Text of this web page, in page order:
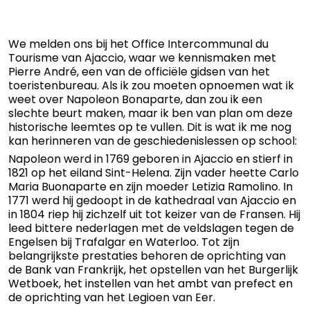
We melden ons bij het Office Intercommunal du
Tourisme van Ajaccio, waar we kennismaken met
Pierre André, een van de officiële gidsen van het
toeristenbureau. Als ik zou moeten opnoemen wat ik
weet over Napoleon Bonaparte, dan zou ik een
slechte beurt maken, maar ik ben van plan om deze
historische leemtes op te vullen. Dit is wat ik me nog
kan herinneren van de geschiedenislessen op school:
Napoleon werd in 1769 geboren in Ajaccio en stierf in
1821 op het eiland Sint-Helena. Zijn vader heette Carlo
Maria Buonaparte en zijn moeder Letizia Ramolino. In
1771 werd hij gedoopt in de kathedraal van Ajaccio en
in 1804 riep hij zichzelf uit tot keizer van de Fransen. Hij
leed bittere nederlagen met de veldslagen tegen de
Engelsen bij Trafalgar en Waterloo. Tot zijn
belangrijkste prestaties behoren de oprichting van
de Bank van Frankrijk, het opstellen van het Burgerlijk
Wetboek, het instellen van het ambt van prefect en
de oprichting van het Legioen van Eer.